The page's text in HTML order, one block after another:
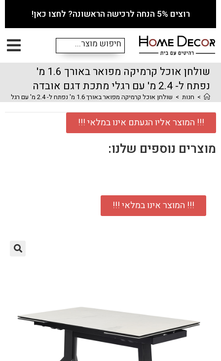
רוצים 5% הנחה לרכישה הראשונה? לחצו כאן!
שולחן אוכל קרמיקה מפואר באורך 1.6 מ'
נפתח ל- 2.4 מ' עם רגלי מתכת דגם אובדה
> חנות > שולחן אוכל קרמיקה מפואר באורך 1.6 מ' נפתח ל- 2.4 מ' עם רגלי מתכת דגם אובדה
!!! המוצר אליו הגעתם אינו במלאי !!!
מוצרים נוספים שלנו:
!!! המוצר אינו במלאי !!!